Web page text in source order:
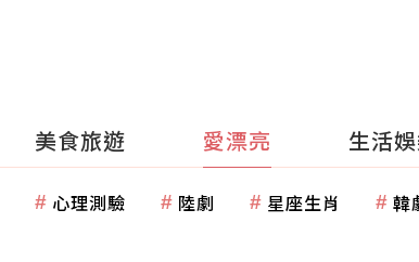
美食旅遊 愛漂亮 生活
心理測驗 陸劇 星座生肖 韓